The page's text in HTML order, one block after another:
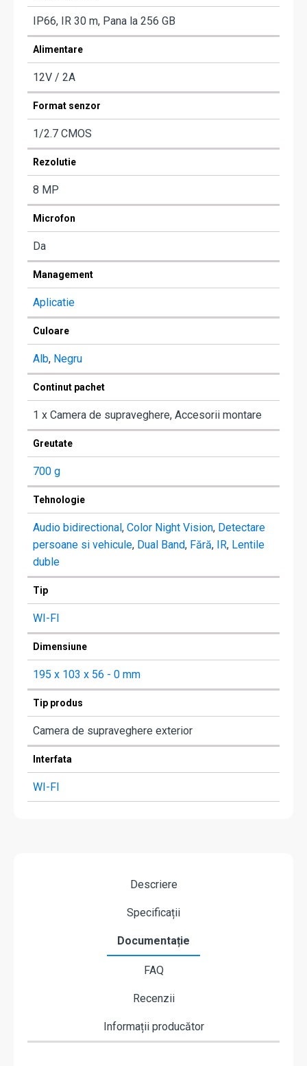
IP66, IR 30 m, Pana la 256 GB
Alimentare
12V / 2A
Format senzor
1/2.7 CMOS
Rezolutie
8 MP
Microfon
Da
Management
Aplicatie
Culoare
Alb, Negru
Continut pachet
1 x Camera de supraveghere, Accesorii montare
Greutate
700 g
Tehnologie
Audio bidirectional , Color Night Vision, Detectare
persoane si vehicule, Dual Band, Fără, IR, Lentile
duble
Tip
WI-FI
Dimensiune
195 x 103 x 56 - 0 mm
Tip produs
Camera de supraveghere exterior
Interfata
WI-FI
Descriere
Specificații
Documentație
FAQ
Recenzii
Informații producător